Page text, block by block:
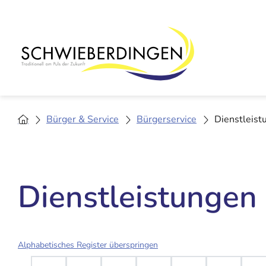
Bürger & Service Bürgerservice
Dienstleistungen
Alphabetisches Register überspringen